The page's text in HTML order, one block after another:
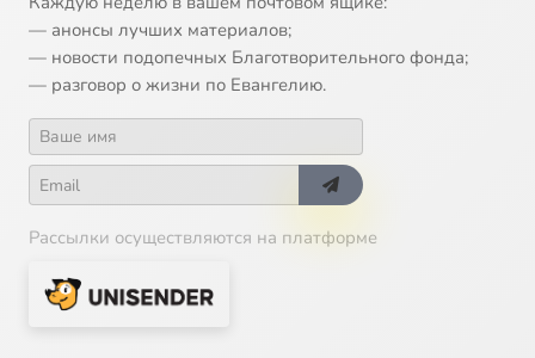
— анонсы лучших материалов;
— новости подопечных Благотворительного фонда;
— разговор о жизни по Евангелию.
Рассылки осуществляются на платформе